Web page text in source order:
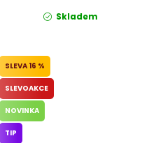
Skladem
16 %
SLEVOAKCE
NOVINKA
TIP